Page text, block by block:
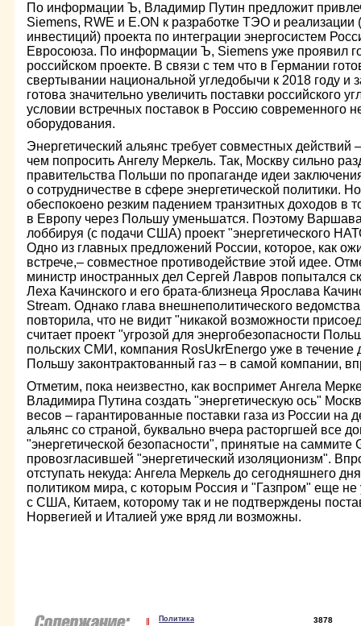
По информации Ъ, Владимир Путин предложит
Siemens, RWE и Е.ON к разработке ТЭО и реализации
инвестиций) проекта по интеграции энергосистем
Евросоюза. По информации Ъ, Siemens уже проявил
российском проекте. В связи с тем что в Германии
свертывании национальной угледобычи к 2018 году и
готова значительно увеличить поставки российского
условии встречных поставок в Россию современного
оборудования.
Энергетический альянс требует совместных действий
чем попросить Ангелу Меркель. Так, Москву сильно
правительства Польши по пропаганде идеи
о сотрудничестве в сфере энергетической политики.
обеспокоено резким падением транзитных доходов в
в Европу через Польшу уменьшатся. Поэтому Варшава
лоббируя (с подачи США) проект "энергетического
Одно из главных предложений России, которое, как
встрече,– совместное противодействие этой идее.
министр иностранных дел Сергей Лавров попытался
Леха Качинского и его брата-близнеца Ярослава
Stream. Однако глава внешнеполитического
повторила, что не видит "никакой возможности
считает проект "угрозой для энергобезопасности
польских СМИ, компания RosUkrEnergo уже в течение
Польшу законтрактованный газ – в самой компании,
Отметим, пока неизвестно, как воспримет Ангела
Владимира Путина создать "энергетическую ось"
весов – гарантированные поставки газа из России на
альянс со страной, буквально вчера расторгшей все
"энергетической безопасности", принятые на саммите
провозгласившей "энергетический изоляционизм".
отступать некуда: Ангела Меркель до сегодняшнего
политиком мира, с которым Россия и "Газпром" еще не
с США, Китаем, которому так и не подтверждены
Норвегией и Италией уже вряд ли возможны.
Политика 3878